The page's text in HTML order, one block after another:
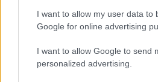
I want to allow my user data to
Google for online advertising
I want to allow Google to send
personalized advertising.
bez vývrtky. Stačí pár
doma (video)